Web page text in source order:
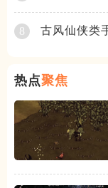
8 古风仙侠类
热点聚焦